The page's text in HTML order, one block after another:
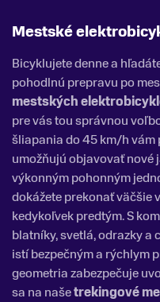
Mestské
Bicyklujete denne a
pohodlnú prepravu po
mestských
pre vás tou správnou
šliapania do 45 km/h
umožňujú objavovať nové
výkonným pohonným
dokážete prekonať väčšie
kedykoľvek predtým. S
blatníky, svetlá, odrazky a
istí bezpečným a rýchlym
geometria zabezpečuje
sa na našetrekingové